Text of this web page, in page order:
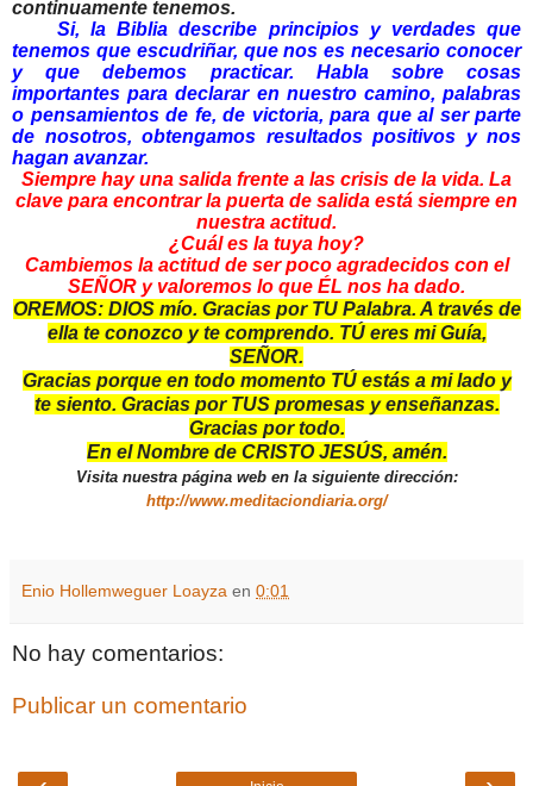
continuamente tenemos.
Si, la Biblia describe principios y verdades que
tenemos que escudriñar, que nos es necesario conocer
y que debemos practicar. Habla sobre cosas
importantes para declarar en nuestro camino, palabras
o pensamientos de fe, de victoria, para que al ser parte
de nosotros, obtengamos resultados positivos y nos
hagan avanzar.
Siempre hay una salida frente a las crisis de la vida. La
clave para encontrar la puerta de salida está siempre en
nuestra actitud.
¿Cuál es la tuya hoy?
Cambiemos la actitud de ser poco agradecidos con el
SEÑOR y valoremos lo que ÉL nos ha dado.
OREMOS: DIOS mío. Gracias por TU Palabra. A través de
ella te conozco y te comprendo. TÚ eres mi Guía,
SEÑOR.
Gracias porque en todo momento TÚ estás a mi lado y
te siento. Gracias por TUS promesas y enseñanzas.
Gracias por todo.
En el Nombre de CRISTO JESÚS, amén.
Visita nuestra página web en la siguiente dirección:
http://www.meditaciondiaria.org/
Enio Hollemweguer Loayza en 0:01
No hay comentarios:
Publicar un comentario